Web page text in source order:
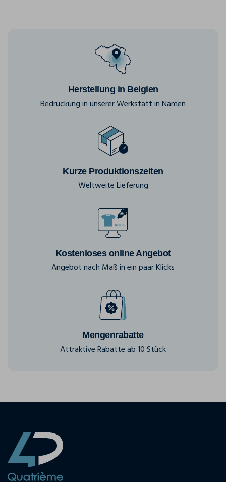
Herstellung in Belgien
Bedruckung in unserer Werkstatt in Namen
Kurze Produktionszeiten
Weltweite Lieferung
Kostenloses online Angebot
Angebot nach Maß in ein paar Klicks
Mengenrabatte
Attraktive Rabatte ab 10 Stück